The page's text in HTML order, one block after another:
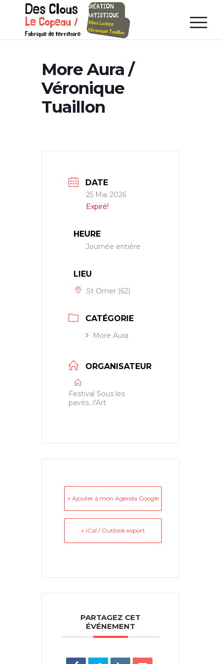
More Aura /
Véronique
Tuaillon
DATE
25 Mai 2026
Expiré!
HEURE
Journée entière
LIEU
St Omer (62)
CATÉGORIE
More Aura
ORGANISATEUR
Festival Sous les
pavés...l'Art
+ Ajouter à mon Agenda Google
+ iCal / Outlook export
PARTAGEZ CET
ÉVÉNEMENT